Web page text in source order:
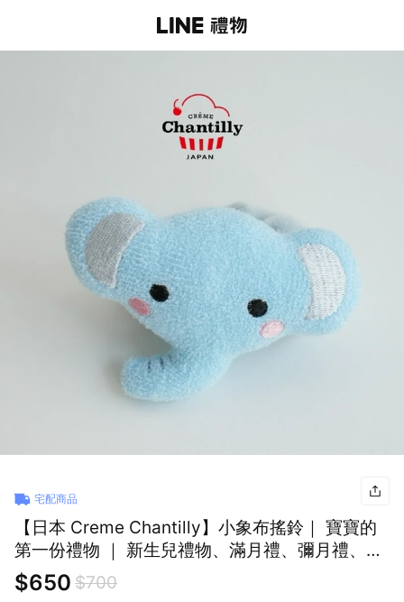
宅配商品
【日本 Creme Chantilly】小象布搖鈴｜ 寶寶的
第一份禮物 ｜ 新生兒禮物、滿月禮、彌月禮、生
日禮、週歲禮
$650 $700